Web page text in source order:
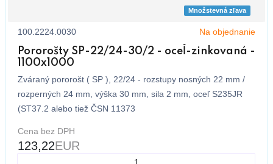
Množstevná zľava
100.2224.0030 Na objednanie
Pororošty SP-22/24-30/2 - oceľ-zinkovaná -
1100x1000
Zváraný pororošt ( SP ), 22/24 - rozstupy nosných 22 mm /
rozperných 24 mm, výška 30 mm, sila 2 mm, oceľ S235JR
(ST37.2 alebo tiež ČSN 11373
Cena bez DPH
123,22EUR